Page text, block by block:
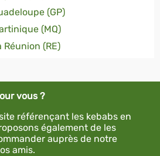
(GP)
(MQ)
Réunion (RE)
vous ?
référençant les kebabs en
également de les
auprès de notre
amis.